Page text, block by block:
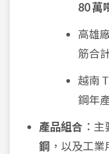
80 萬
高雄
筋合
越南
鋼年
產品組合 ：
鋼 ，以及工業